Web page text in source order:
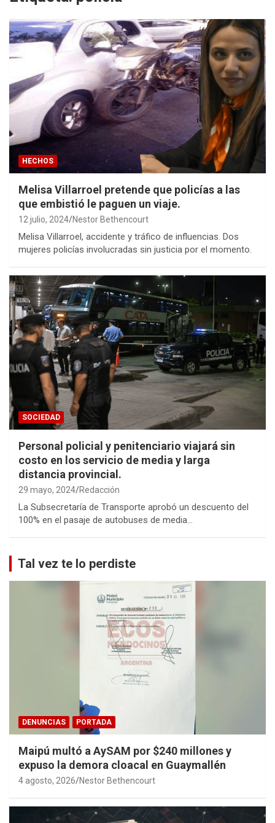
HECHOS
Melisa Villarroel pretende que policías a las
que embistió le paguen un viaje.
12 julio, 2024 Nestor Bethencourt
Melisa Villarroel, accidente y tráfico de influencias. Dos
mujeres policías involucradas sin justicia por el momento.
SOCIEDAD
Personal policial y penitenciario viajará sin
costo en los servicio de media y larga
distancia provincial.
29 mayo, 2024 Redacción
La Subsecretaría de Transporte aprobó un descuento del
100% en el pasaje de autobuses de media…
Tal vez te lo perdiste
DENUNCIAS PORTADA
Maipú multó a AySAM por $240 millones y
expuso la demora cloacal en Guaymallén
4 agosto, 2026 Nestor Bethencourt